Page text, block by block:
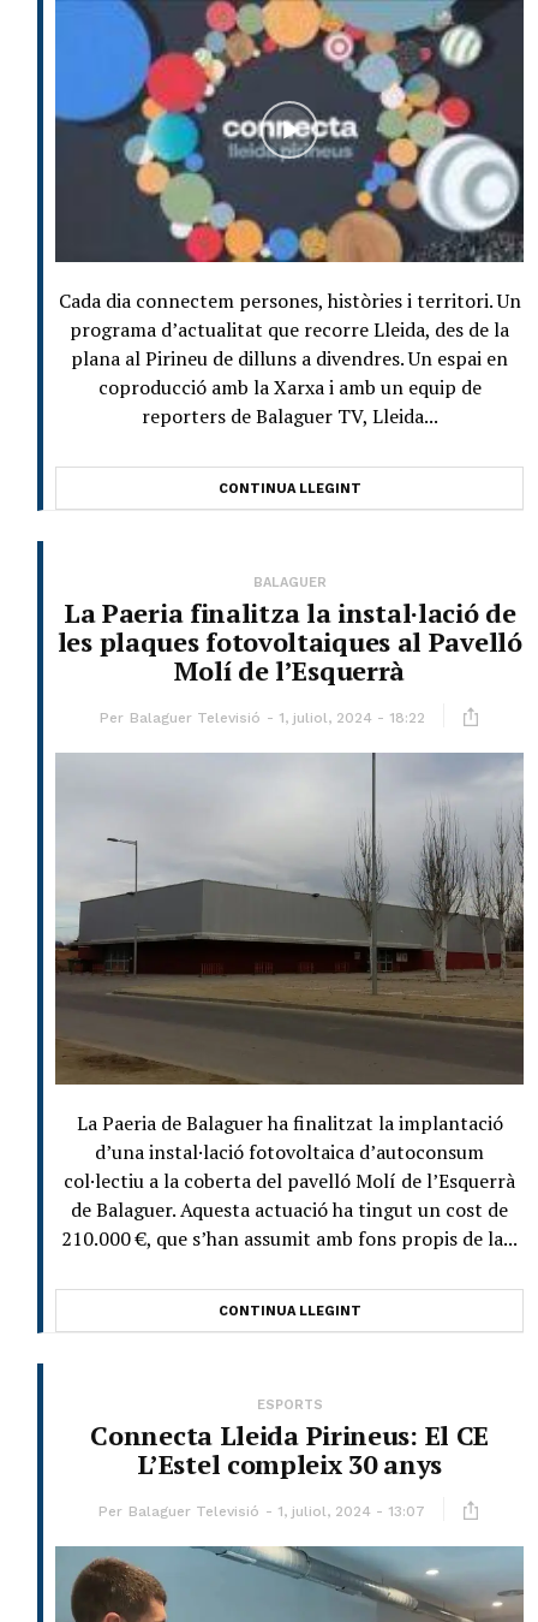
Cada dia connectem persones, històries i territori. Un
programa d’actualitat que recorre Lleida, des de la
plana al Pirineu de dilluns a divendres. Un espai en
coproducció amb la Xarxa i amb un equip de
reporters de Balaguer TV, Lleida...
CONTINUA LLEGINT
BALAGUER
La Paeria finalitza la instal·lació de
les plaques fotovoltaiques al Pavelló
Molí de l’Esquerrà
Per Balaguer Televisió 1, juliol, 2024 - 18:22
La Paeria de Balaguer ha finalitzat la implantació
d’una instal·lació fotovoltaica d’autoconsum
col·lectiu a la coberta del pavelló Molí de l’Esquerrà
de Balaguer. Aquesta actuació ha tingut un cost de
210.000 €, que s’han assumit amb fons propis de la...
CONTINUA LLEGINT
ESPORTS
Connecta Lleida Pirineus: El CE
L’Estel compleix 30 anys
Per Balaguer Televisió 1, juliol, 2024 - 13:07